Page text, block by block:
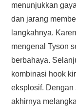
menunjukkan
dan jarang
langkahnya.
mengenal Tyson
berbahaya.
kombinasi hook
eksplosif. Dengan
akhirnya